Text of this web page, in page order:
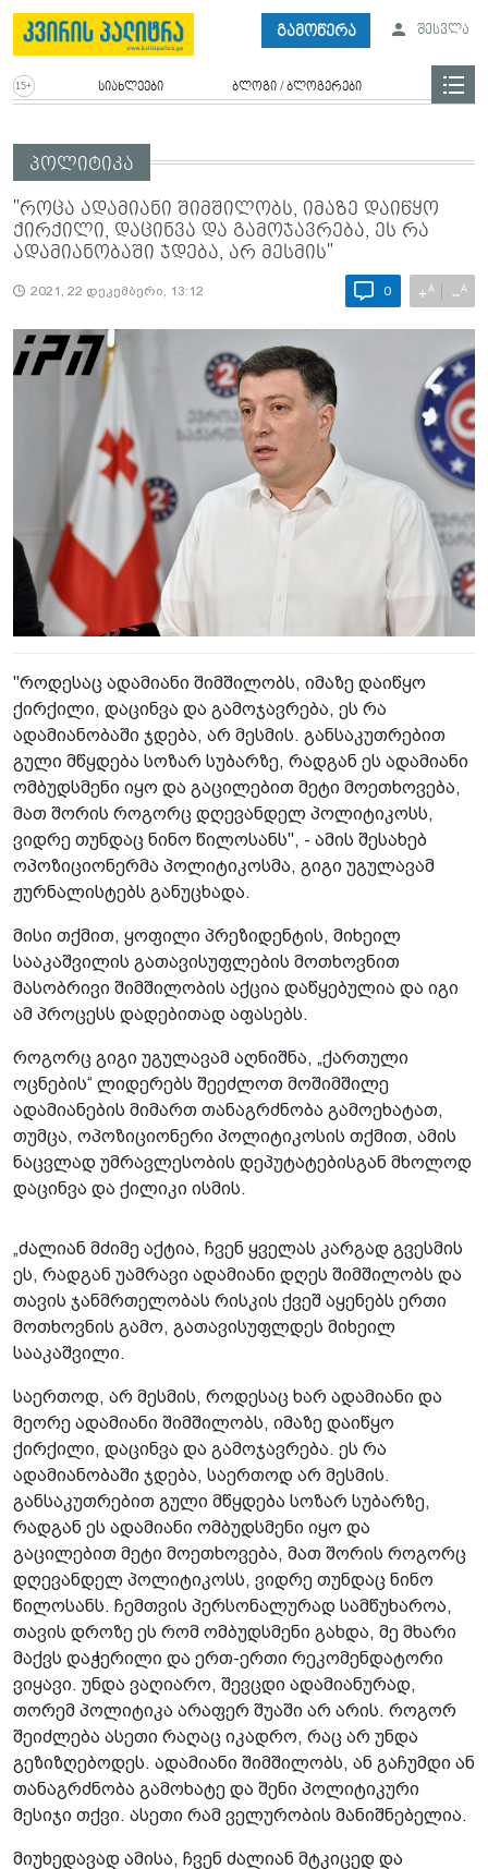
გამოწერა შესვლა
სიახლეები ბლოგი / ბლოგერები
პოლიტიკა
"როცა ადამიანი შიმშილობს, იმაზე დაიწყო
ქირქილი, დაცინვა და გამოჯავრება, ეს რა
ადამიანობაში ჯდება, არ მესმის"
2021, 22 დეკემბერი, 13:12 0 +A −A
"როდესაც ადამიანი შიმშილობს, იმაზე დაიწყო
ქირქილი, დაცინვა და გამოჯავრება, ეს რა
ადამიანობაში ჯდება, არ მესმის. განსაკუთრებით
გული მწყდება სოზარ სუბარზე, რადგან ეს ადამიანი
ომბუდსმენი იყო და გაცილებით მეტი მოეთხოვება,
მათ შორის როგორც დღევანდელ პოლიტიკოსს,
ვიდრე თუნდაც ნინო წილოსანს", - ამის შესახებ
ოპოზიციონერმა პოლიტიკოსმა, გიგი უგულავამ
ჟურნალისტებს განუცხადა.
მისი თქმით, ყოფილი პრეზიდენტის, მიხეილ
სააკაშვილის გათავისუფლების მოთხოვნით
მასობრივი შიმშილობის აქცია დაწყებულია და იგი
ამ პროცესს დადებითად აფასებს.
როგორც გიგი უგულავამ აღნიშნა, „ქართული
ოცნების“ ლიდერებს შეეძლოთ მოშიმშილე
ადამიანების მიმართ თანაგრძნობა გამოეხატათ,
თუმცა, ოპოზიციონერი პოლიტიკოსის თქმით, ამის
ნაცვლად უმრავლესობის დეპუტატებისგან მხოლოდ
დაცინვა და ქილიკი ისმის.
„ძალიან მძიმე აქტია, ჩვენ ყველას კარგად გვესმის
ეს, რადგან უამრავი ადამიანი დღეს შიმშილობს და
თავის ჯანმრთელობას რისკის ქვეშ აყენებს ერთი
მოთხოვნის გამო, გათავისუფლდეს მიხეილ
სააკაშვილი.
საერთოდ, არ მესმის, როდესაც ხარ ადამიანი და
მეორე ადამიანი შიმშილობს, იმაზე დაიწყო
ქირქილი, დაცინვა და გამოჯავრება. ეს რა
ადამიანობაში ჯდება, საერთოდ არ მესმის.
განსაკუთრებით გული მწყდება სოზარ სუბარზე,
რადგან ეს ადამიანი ომბუდსმენი იყო და
გაცილებით მეტი მოეთხოვება, მათ შორის როგორც
დღევანდელ პოლიტიკოსს, ვიდრე თუნდაც ნინო
წილოსანს. ჩემთვის პერსონალურად სამწუხაროა,
თავის დროზე ეს რომ ომბუდსმენი გახდა, მე მხარი
მაქვს დაჭერილი და ერთ-ერთი რეკომენდატორი
ვიყავი. უნდა ვაღიარო, შევცდი ადამიანურად,
თორემ პოლიტიკა არაფერ შუაში არ არის. როგორ
შეიძლება ასეთი რაღაც იკადრო, რაც არ უნდა
გეზიზღებოდეს. ადამიანი შიმშილობს, ან გაჩუმდი ან
თანაგრძნობა გამოხატე და შენი პოლიტიკური
მესიჯი თქვი. ასეთი რამ ველურობის მანიშნებელია.
მიუხედავად ამისა, ჩვენ ძალიან მტკიცედ და